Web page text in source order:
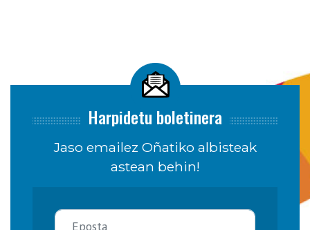
Harpidetu boletinera
Jaso emailez Oñatiko albisteak
astean behin!